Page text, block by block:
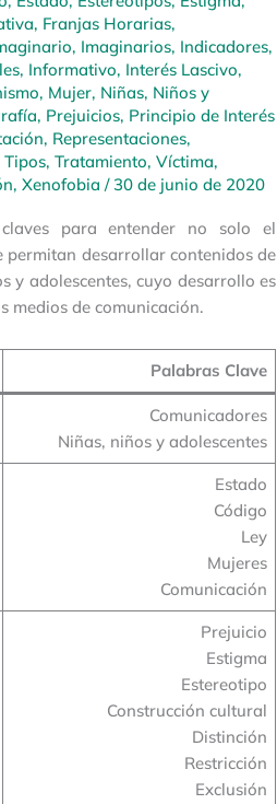
, Franjas Horarias,
, Imaginarios, Indicadores,
, Informativo, Interés Lascivo,
, Mujer, Niñas, Niños y
, Prejuicios, Principio de Interés
, Representaciones,
Tipos, Tratamiento, Víctima,
, Xenofobia /30 de junio de 2020
para entender no solo el
desarrollar contenidos de
y adolescentes, cuyo desarrollo es
medios de comunicación.
Palabras Clave
Comunicadores
Niñas, niños y adolescentes
Estado
Código
Ley
Mujeres
Comunicación
Prejuicio
Estigma
Estereotipo
Construcción cultural
Distinción
Restricción
Exclusión